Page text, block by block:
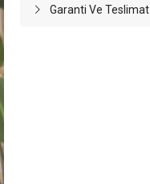
Garanti Ve Teslimat